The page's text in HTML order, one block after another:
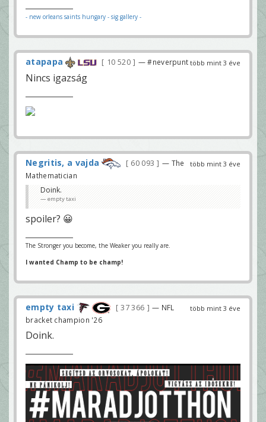
- new orleans saints hungary - sig gallery -
több mint 3 éve
atapapa 10 520 — #neverpunt
Nincs igazság
több mint 3 éve
Negritis, a vajda 60 093
— The
Mathematician
Doink.
empty taxi
spoiler? 😀
The Stronger you become, the Weaker you really are.
I wanted Champ to be champ!
több mint 3 éve
empty taxi 37 366
— NFL
bracket champion '26
Doink.